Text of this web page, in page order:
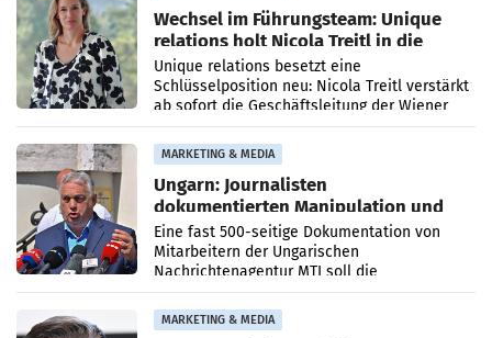
Wechsel im Führungsteam: Unique
relations holt Nicola Treitl in die
Geschäftsleitung
Unique relations besetzt eine
Schlüsselposition neu: Nicola Treitl verstärkt
ab sofort die Geschäftsleitung der Wiener
PR-Agentur an der Seite von Josef Kalina und
Anna Kalina-Mahr.
MARKETING & MEDIA
Ungarn: Journalisten
dokumentierten Manipulation und
Zensur
Eine fast 500-seitige Dokumentation von
Mitarbeitern der Ungarischen
Nachrichtenagentur MTI soll die
systematische Nachrichten-Manipulation und
Zensur bei der Agentur während der Zeit
MARKETING & MEDIA